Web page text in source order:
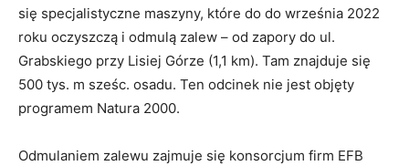
się specjalistyczne maszyny, które do do września 2022
roku oczyszczą i odmulą zalew – od zapory do ul.
Grabskiego przy Lisiej Górze (1,1 km). Tam znajduje się
500 tys. m sześc. osadu. Ten odcinek nie jest objęty
programem Natura 2000.
Odmulaniem zalewu zajmuje się konsorcjum firm EFB